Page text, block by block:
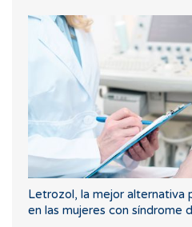
Letrozol, la mejor alternativa
en las mujeres con síndrome